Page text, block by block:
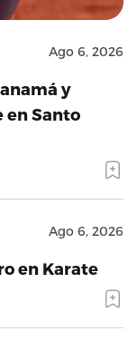
Ago 6, 2026
y
en Santo
Ago 6, 2026
en Karate